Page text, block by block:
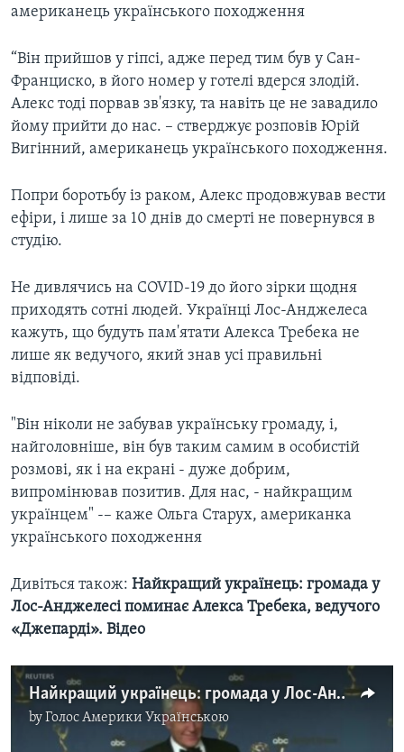
американець українського походження
“Він прийшов у гіпсі, адже перед тим був у Сан-
Франциско, в його номер у готелі вдерся злодій.
Алекс тоді порвав зв'язку, та навіть це не завадило
йому прийти до нас. – стверджує розповів Юрій
Вигінний, американець українського походження.
Попри боротьбу із раком, Алекс продовжував вести
ефіри, і лише за 10 днів до смерті не повернувся в
студію.
Не дивлячись на COVID-19 до його зірки щодня
приходять сотні людей. Українці Лос-Анджелеса
кажуть, що будуть пам'ятати Алекса Требека не
лише як ведучого, який знав усі правильні
відповіді.
"Він ніколи не забував українську громаду, і,
найголовніше, він був таким самим в особистій
розмові, як і на екрані - дуже добрим,
випромінював позитив. Для нас, - найкращим
українцем" -– каже Ольга Старух, американка
українського походження
Дивіться також: Найкращий українець: громада у
Лос-Анджелесі поминає Алекса Требека, ведучого
«Джепарді». Відео
Найкращий українець: громада у Лос-Анджелесі поминає Алекса Требека, ведучого «Джепарді». Відео
byГолос Америки Українською